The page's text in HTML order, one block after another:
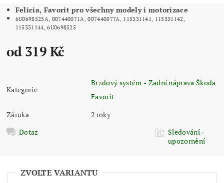
Felicia, Favorit pro všechny modely i motorizace
6U0698525A, 007440071A, 007440077A, 115331141, 115331142,
115331144, 6U0698525
od 319 Kč
Kategorie
Brzdový systém - Zadní náprava Škoda
Favorit
Záruka
2 roky
Dotaz
Sledování -
upozornění
ZVOLTE VARIANTU